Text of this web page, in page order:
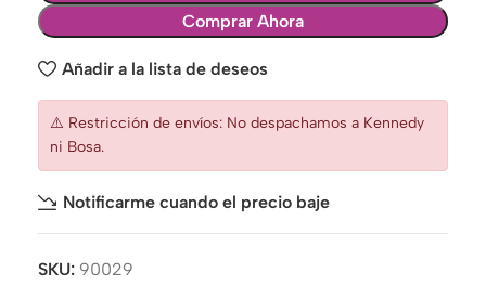
Comprar Ahora
Añadir a la lista de deseos
⚠️ Restricción de envíos: No despachamos a Kennedy
ni Bosa.
Notificarme cuando el precio baje
SKU: 90029